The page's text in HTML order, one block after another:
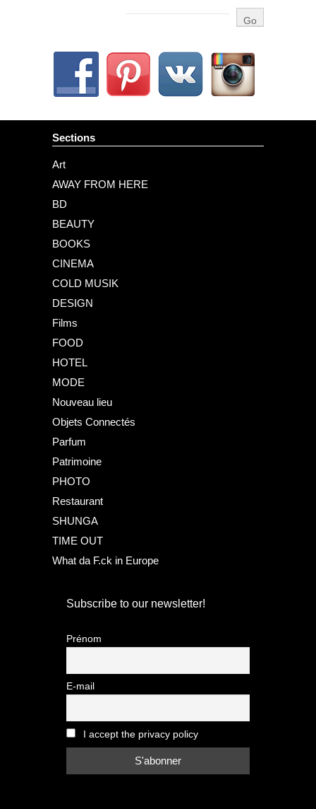
Sections
Art
AWAY FROM HERE
BD
BEAUTY
BOOKS
CINEMA
COLD MUSIK
DESIGN
Films
FOOD
HOTEL
MODE
Nouveau lieu
Objets Connectés
Parfum
Patrimoine
PHOTO
Restaurant
SHUNGA
TIME OUT
What da F.ck in Europe
Subscribe to our newsletter!
Prénom
E-mail
I accept the privacy policy